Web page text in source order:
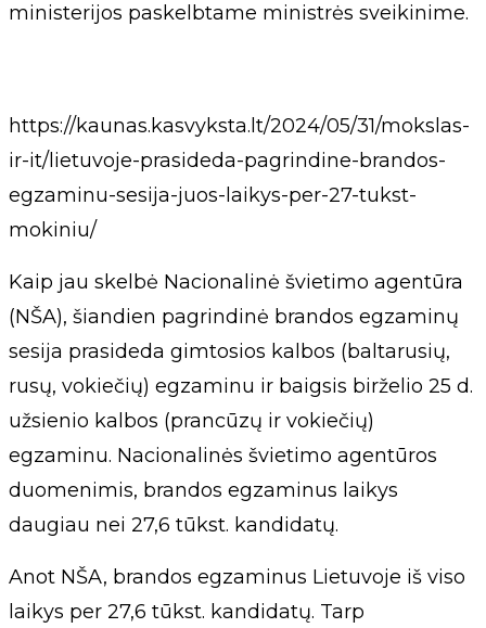
ministerijos paskelbtame ministrės sveikinime.
https://kaunas.kasvyksta.lt/2024/05/31/mokslas-
ir-it/lietuvoje-prasideda-pagrindine-brandos-
egzaminu-sesija-juos-laikys-per-27-tukst-
mokiniu/
Kaip jau skelbė Nacionalinė švietimo agentūra
(NŠA), šiandien pagrindinė brandos egzaminų
sesija prasideda gimtosios kalbos (baltarusių,
rusų, vokiečių) egzaminu ir baigsis birželio 25 d.
užsienio kalbos (prancūzų ir vokiečių)
egzaminu. Nacionalinės švietimo agentūros
duomenimis, brandos egzaminus laikys
daugiau nei 27,6 tūkst. kandidatų.
Anot NŠA, brandos egzaminus Lietuvoje iš viso
laikys per 27,6 tūkst. kandidatų. Tarp